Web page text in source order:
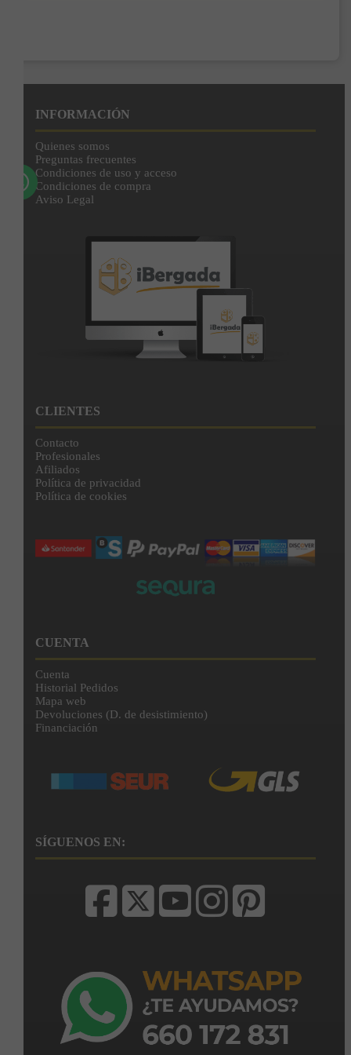
IBERGADA. Puedes cancelar tu suscripción en cualquier momento. Consulta nuestra
INFORMACIÓN
Quienes somos
Preguntas frecuentes
Condiciones de uso y acceso
Condiciones de compra
Aviso Legal
CLIENTES
Contacto
Profesionales
Afiliados
Política de privacidad
Política de cookies
CUENTA
Cuenta
Historial Pedidos
Mapa web
Devoluciones (D. de desistimiento)
Financiación
SÍGUENOS EN: